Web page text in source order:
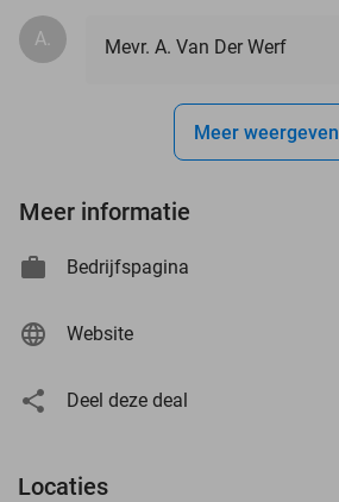
A. Mevr. A. Van Der Werf
Meer weergeven
Meer informatie
Bedrijfspagina
Website
Deel deze deal
Locaties